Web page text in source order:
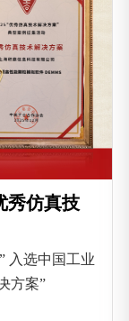
秀仿真技
入选中国工业
方案”